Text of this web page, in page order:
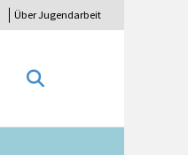
Über Jugendarbeit